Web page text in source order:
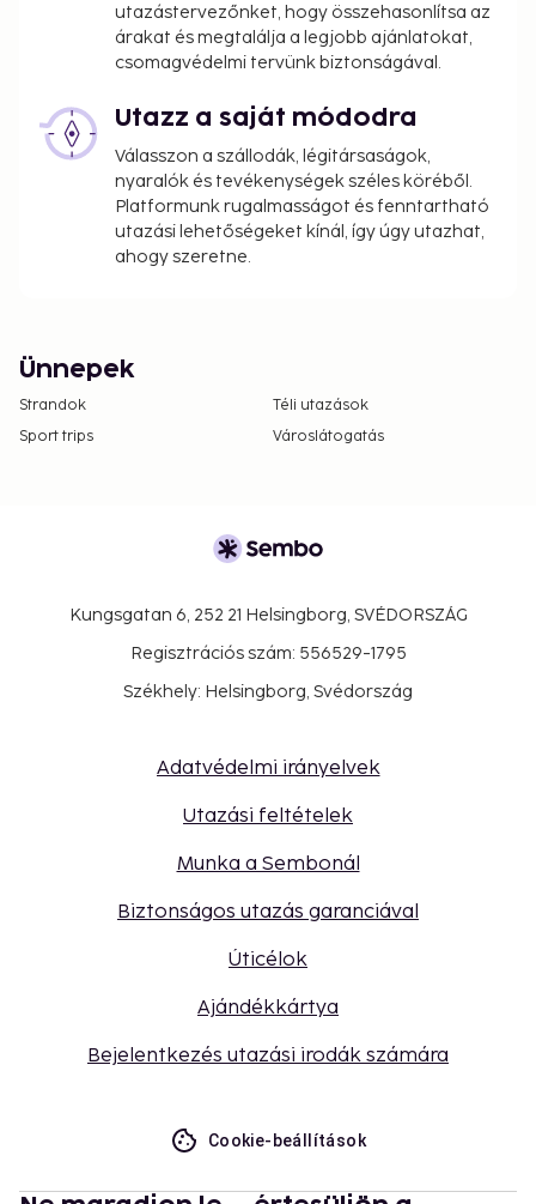
utazástervezőnket, hogy összehasonlítsa az
árakat és megtalálja a legjobb ajánlatokat,
csomagvédelmi tervünk biztonságával.
Utazz a saját módodra
Válasszon a szállodák, légitársaságok,
nyaralók és tevékenységek széles köréből.
Platformunk rugalmasságot és fenntartható
utazási lehetőségeket kínál, így úgy utazhat,
ahogy szeretne.
Ünnepek
Strandok
Téli utazások
Sport trips
Városlátogatás
Kungsgatan 6, 252 21 Helsingborg, SVÉDORSZÁG
Regisztrációs szám: 556529-1795
Székhely: Helsingborg, Svédország
Adatvédelmi irányelvek
Utazási feltételek
Munka a Sembonál
Biztonságos utazás garanciával
Úticélok
Ajándékkártya
Bejelentkezés utazási irodák számára
Cookie-beállítások